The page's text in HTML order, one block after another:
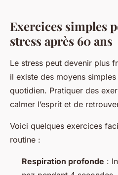
Exercices simples
stress après 60 ans
Le stress peut devenir plus
il existe des moyens
quotidien. Pratiquer des
calmer l’esprit et de
Voici quelques exercices
routine :
Respiration profonde :